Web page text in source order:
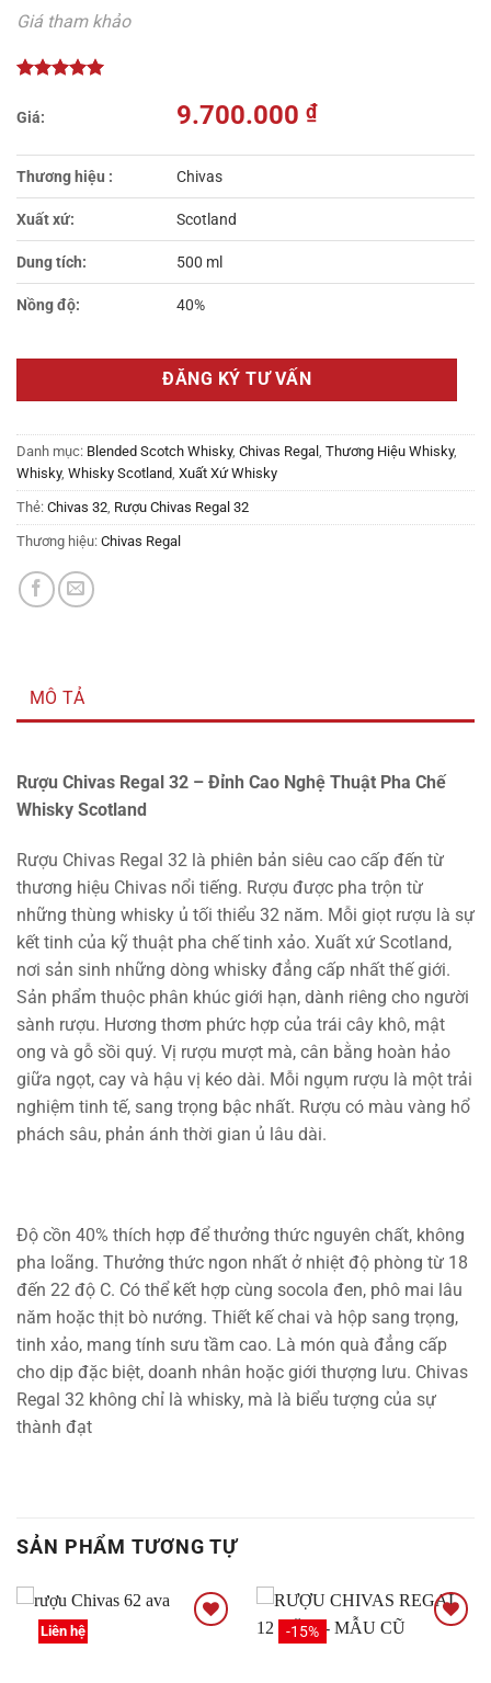
Giá tham khảo
9.700.000₫
Thương hiệu : Chivas
Xuất xứ: Scotland
Dung tích: 500 ml
Nồng độ: 40%
ĐĂNG KÝ TƯ VẤN
Danh mục: Blended Scotch Whisky, Chivas Regal Thương Hiệu Whisky,
Whisky, Whisky Scotland Xuất Xứ Whisky
Thẻ: Chivas 32 Rượu Chivas Regal 32
Thương hiệu: Chivas Regal
MÔ TẢ
Rượu Chivas Regal 32 – Đỉnh Cao Nghệ Thuật Pha Chế
Whisky Scotland
Rượu Chivas Regal 32 là phiên bản siêu cao cấp đến từ
thương hiệu Chivas nổi tiếng. Rượu được pha trộn từ
những thùng whisky ủ tối thiểu 32 năm. Mỗi giọt rượu là sự
kết tinh của kỹ thuật pha chế tinh xảo. Xuất xứ Scotland,
nơi sản sinh những dòng whisky đẳng cấp nhất thế giới.
Sản phẩm thuộc phân khúc giới hạn, dành riêng cho người
sành rượu. Hương thơm phức hợp của trái cây khô, mật
ong và gỗ sồi quý. Vị rượu mượt mà, cân bằng hoàn hảo
giữa ngọt, cay và hậu vị kéo dài. Mỗi ngụm rượu là một trải
nghiệm tinh tế, sang trọng bậc nhất. Rượu có màu vàng hổ
phách sâu, phản ánh thời gian ủ lâu dài.
Độ cồn 40% thích hợp để thưởng thức nguyên chất, không
pha loãng. Thưởng thức ngon nhất ở nhiệt độ phòng từ 18
đến 22 độ C. Có thể kết hợp cùng socola đen, phô mai lâu
năm hoặc thịt bò nướng. Thiết kế chai và hộp sang trọng,
tinh xảo, mang tính sưu tầm cao. Là món quà đẳng cấp
cho dịp đặc biệt, doanh nhân hoặc giới thượng lưu. Chivas
Regal 32 không chỉ là whisky, mà là biểu tượng của sự
thành đạt
SẢN PHẨM TƯƠNG TỰ
Liên hệ -15%